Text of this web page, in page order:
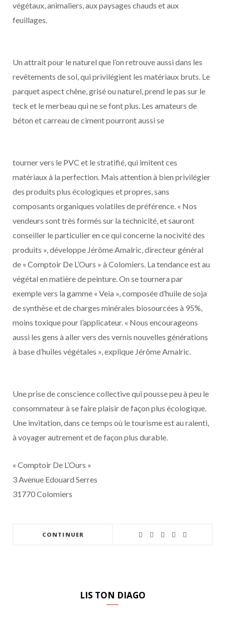
végétaux, animaliers, aux paysages chauds et aux
feuillages.
Un attrait pour le naturel que l’on retrouve aussi dans les
revêtements de sol, qui privilégient les matériaux bruts. Le
parquet aspect chêne, grisé ou naturel, prend le pas sur le
teck et le merbeau qui ne se font plus. Les amateurs de
béton et carreau de ciment pourront aussi se
tourner vers le PVC et le stratifié, qui imitent ces
matériaux à la perfection. Mais attention à bien privilégier
des produits plus écologiques et propres, sans
composants organiques volatiles de préférence. « Nos
vendeurs sont très formés sur la technicité, et sauront
conseiller le particulier en ce qui concerne la nocivité des
produits », développe Jérôme Amalric, directeur général
de « Comptoir De L’Ours » à Colomiers. La tendance est au
végétal en matière de peinture. On se tournera par
exemple vers la gamme « Veia », composée d’huile de soja
de synthèse et de charges minérales biosourcées à 95%,
moins toxique pour l’applicateur. « Nous encourageons
aussi les gens à aller vers des vernis nouvelles générations
à base d’huiles végétales », explique Jérôme Amalric.
Une prise de conscience collective qui pousse peu à peu le
consommateur à se faire plaisir de façon plus écologique.
Une invitation, dans ce temps où le tourisme est au ralenti,
à voyager autrement et de façon plus durable.
« Comptoir De L’Ours »
3 Avenue Edouard Serres
31770 Colomiers
CONTINUER
LIS TON DIAGO